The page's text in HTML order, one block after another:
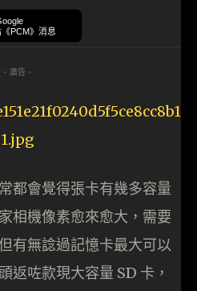
《PCM》消息
- 廣告 -
都會覺得張卡有幾多容量
相機像素愈來愈大，需要
有無諗過記憶卡最大可以
返咗款現大容量 SD 卡，